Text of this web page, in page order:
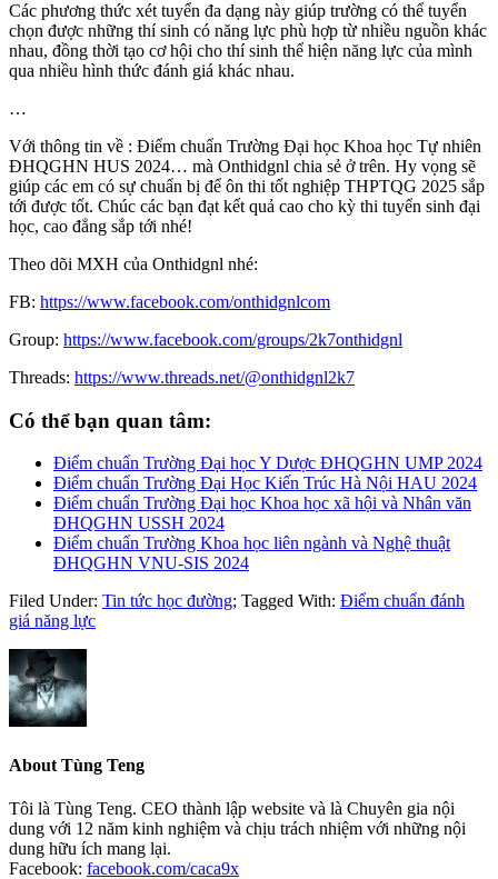
Các phương thức xét tuyển đa dạng này giúp trường có thể tuyển
chọn được những thí sinh có năng lực phù hợp từ nhiều nguồn khác
nhau, đồng thời tạo cơ hội cho thí sinh thể hiện năng lực của mình
qua nhiều hình thức đánh giá khác nhau.
…
Với thông tin về : Điểm chuẩn Trường Đại học Khoa học Tự nhiên
ĐHQGHN HUS 2024… mà Onthidgnl chia sẻ ở trên. Hy vọng sẽ
giúp các em có sự chuẩn bị để ôn thi tốt nghiệp THPTQG 2025 sắp
tới được tốt. Chúc các bạn đạt kết quả cao cho kỳ thi tuyển sinh đại
học, cao đẳng sắp tới nhé!
Theo dõi MXH của Onthidgnl nhé:
FB: https://www.facebook.com/onthidgnlcom
Group: https://www.facebook.com/groups/2k7onthidgnl
Threads: https://www.threads.net/@onthidgnl2k7
Có thể bạn quan tâm:
Điểm chuẩn Trường Đại học Y Dược ĐHQGHN UMP 2024
Điểm chuẩn Trường Đại Học Kiến Trúc Hà Nội HAU 2024
Điểm chuẩn Trường Đại học Khoa học xã hội và Nhân văn
ĐHQGHN USSH 2024
Điểm chuẩn Trường Khoa học liên ngành và Nghệ thuật
ĐHQGHN VNU-SIS 2024
Filed Under: Tin tức học đường; Tagged With: Điểm chuẩn đánh
giá năng lực
About Tùng Teng
Tôi là Tùng Teng. CEO thành lập website và là Chuyên gia nội
dung với 12 năm kinh nghiệm và chịu trách nhiệm với những nội
dung hữu ích mang lại.
Facebook: facebook.com/caca9x